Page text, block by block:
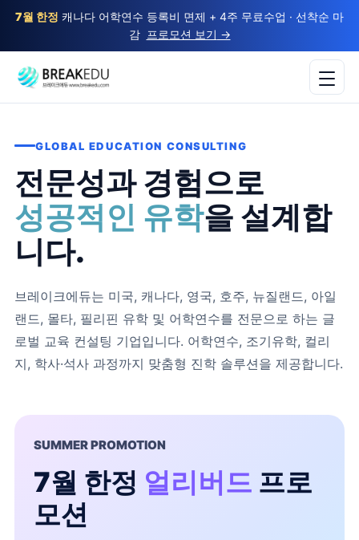
7월 한정 캐나다 어학연수 등록비 면제 + 4주 무료수업 · 선착순 마
감
프로모션 보기 →
GLOBAL EDUCATION CONSULTING
전문성과 경험으로
성공적인 유학을 설계합
니다.
브레이크에듀는 미국, 캐나다, 영국, 호주, 뉴질랜드, 아일
랜드, 몰타, 필리핀 유학 및 어학연수를 전문으로 하는 글
로벌 교육 컨설팅 기업입니다. 어학연수, 조기유학, 컬리
지, 학사·석사 과정까지 맞춤형 진학 솔루션을 제공합니다.
SUMMER PROMOTION
7월 한정 얼리버드 프로
모션